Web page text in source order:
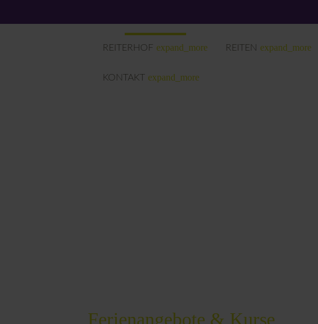
REITERHOF expand_more REITEN expand_more
KONTAKT expand_more
Ferienangebote & Kurse